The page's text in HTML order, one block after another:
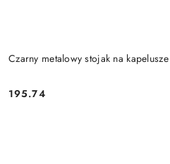
Czarny metalowy stojak na kapelusze
Cena:
195.74